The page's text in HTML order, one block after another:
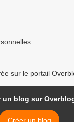
sur le portail
un blog sur